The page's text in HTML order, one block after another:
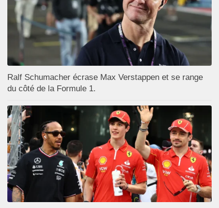
Ralf Schumacher écrase Max Verstappen et se range
du côté de la Formule 1.